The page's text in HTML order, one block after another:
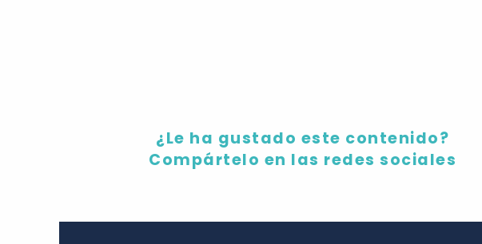
¿Le ha gustado este contenido?
Compártelo en las redes sociales